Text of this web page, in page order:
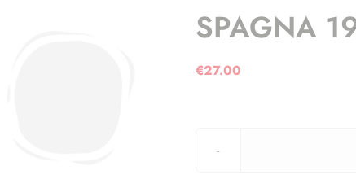
SPAGNA
€27.00